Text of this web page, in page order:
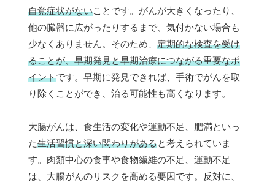
自覚症状がないことです。がんが大きくなったり、
他の臓器に広がったりするまで、気付かない場合も
少なくありません。そのため、 定期的な検査を受け
ることが、早期発見と早期治療につながる重要なポ
イントです。早期に発見できれば、手術でがんを取
り除くことができ、治る可能性も高くなります。
大腸がんは、食生活の変化や運動不足、肥満といっ
た生活習慣と深い関わりがあると考えられていま
す。肉類中心の食事や食物繊維の不足、運動不足
は、大腸がんのリスクを高める要因です。反対に、